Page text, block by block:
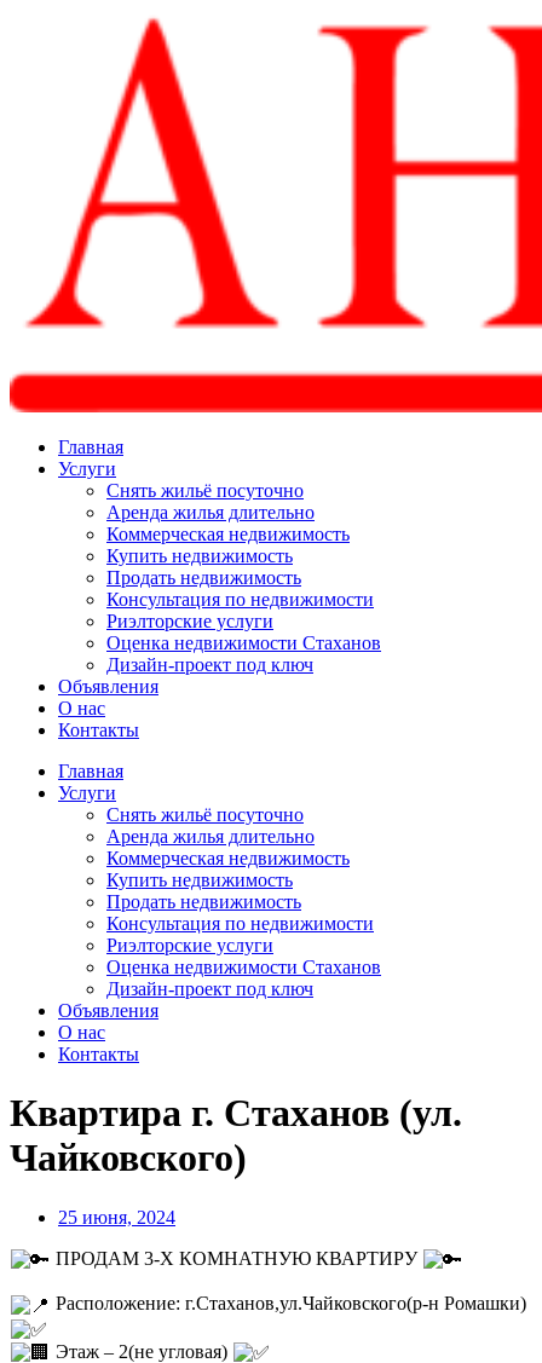
Главная
Услуги
Снять жильё посуточно
Аренда жилья длительно
Коммерческая недвижимость
Купить недвижимость
Продать недвижимость
Консультация по недвижимости
Риэлторские услуги
Оценка недвижимости Стаханов
Дизайн-проект под ключ
Объявления
О нас
Контакты
Главная
Услуги
Снять жильё посуточно
Аренда жилья длительно
Коммерческая недвижимость
Купить недвижимость
Продать недвижимость
Консультация по недвижимости
Риэлторские услуги
Оценка недвижимости Стаханов
Дизайн-проект под ключ
Объявления
О нас
Контакты
Квартира г. Стаханов (ул.
Чайковского)
25 июня, 2024
ПРОДАМ 3-Х КОМНАТНУЮ КВАРТИРУ
Расположение: г.Стаханов,ул.Чайковского(р-н Ромашки)
Этаж – 2(не угловая)